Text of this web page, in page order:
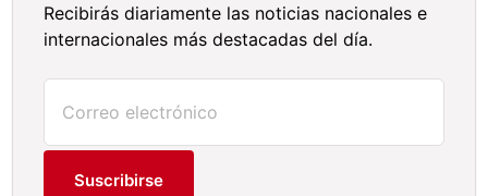
Recibirás diariamente las noticias nacionales e
internacionales más destacadas del día.
Suscribirse